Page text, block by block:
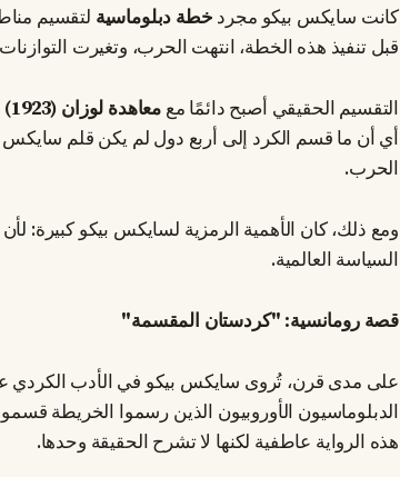
كانت سايكس بيكو مجرد خطة دبلوماسية لتقسيم
قبل تنفيذ هذه الخطة، انتهت الحرب، وتغيرت
التقسيم الحقيقي أصبح دائمًا مع معاهدة لوزان (1923)
أي أن ما قسم الكرد إلى أربع دول لم يكن قلم سايكس
الحرب.
ومع ذلك، كان الأهمية الرمزية لسايكس بيكو كبيرة:
السياسة العالمية.
قصة رومانسية: "كردستان المقسمة"
على مدى قرن، تُروى سايكس بيكو في الأدب الكردي على
الدبلوماسيون الأوروبيون الذين رسموا الخريطة
هذه الرواية عاطفية لكنها لا تشرح الحقيقة وحدها.